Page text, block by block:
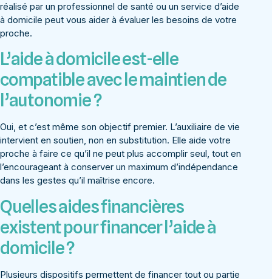
réalisé par un professionnel de santé ou un service d’aide
à domicile peut vous aider à évaluer les besoins de votre
proche.
L’aide à domicile est-elle
compatible avec le maintien de
l’autonomie ?
Oui, et c’est même son objectif premier. L’auxiliaire de vie
intervient en soutien, non en substitution. Elle aide votre
proche à faire ce qu’il ne peut plus accomplir seul, tout en
l’encourageant à conserver un maximum d’indépendance
dans les gestes qu’il maîtrise encore.
Quelles aides financières
existent pour financer l’aide à
domicile ?
Plusieurs dispositifs permettent de financer tout ou partie